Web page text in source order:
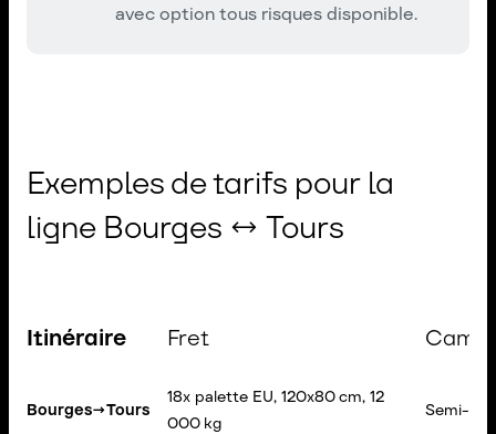
avec option tous risques disponible.
Exemples de tarifs pour la
ligne Bourges ↔ Tours
Itinéraire Fret
Bourges→Tours
18x palette EU, 120x80 cm, 12
000 kg
Semi-